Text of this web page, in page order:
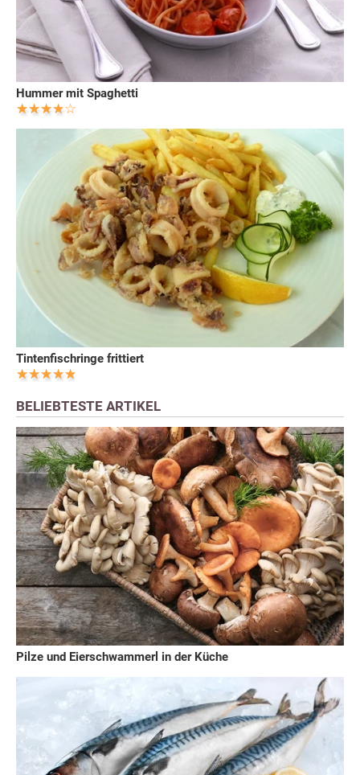
Hummer mit Spaghetti
Tintenfischringe frittiert
BELIEBTESTE ARTIKEL
Pilze und Eierschwammerl in der Küche